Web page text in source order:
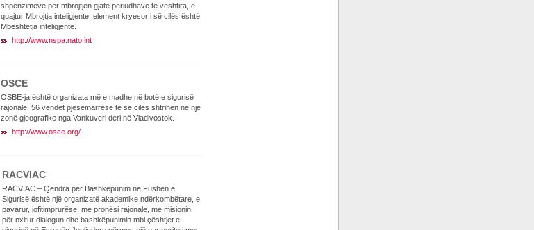
shpenzimeve për mbrojtjen gjatë periudhave të vështira, e
quajtur Mbrojtja inteligjente, element kryesor i së cilës është
Mbështetja inteligjente.
http://www.nspa.nato.int
OSCE
OSBE-ja është organizata më e madhe në botë e sigurisë
rajonale, 56 vendet pjesëmarrëse të së cilës shtrihen në një
zonë gjeografike nga Vankuveri deri në Vladivostok.
http://www.osce.org/
RACVIAC
RACVIAC – Qendra për Bashkëpunim në Fushën e
Sigurisë është një organizatë akademike ndërkombëtare, e
pavarur, jofitimprurëse, me pronësi rajonale, me misionin
për nxitur dialogun dhe bashkëpunimin mbi çështjet e